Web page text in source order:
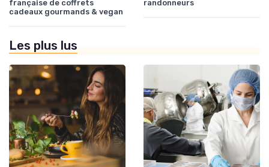
française de coffrets
cadeaux gourmands & vegan
randonneurs
Les plus lus